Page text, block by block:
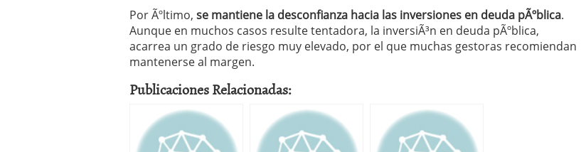
Por Ãºltimo, se mantiene la desconfianza hacia las inversiones en deuda pÃºblica.
Aunque en muchos casos resulte tentadora, la inversiÃ³n en deuda pÃºblica,
acarrea un grado de riesgo muy elevado, por el que muchas gestoras recomiendan
mantenerse al margen.
Publicaciones Relacionadas: